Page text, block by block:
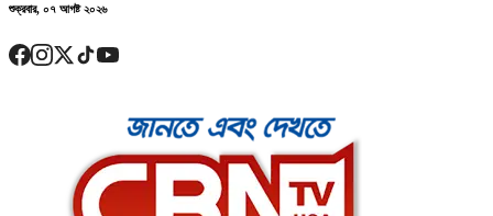
শুক্রবার, ০৭ আগষ্ট ২০২৬